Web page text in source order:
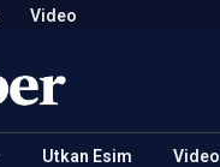
Video
Utkan Esim Video